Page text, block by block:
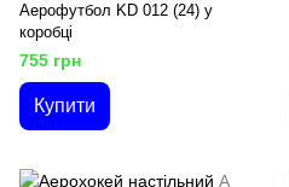
Аерофутбол KD 012 (24) у
коробці
755 грн
Купити